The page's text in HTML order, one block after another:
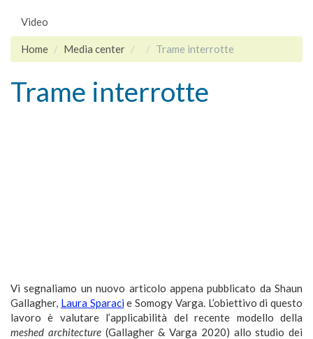
Video
Home Media center Trame interrotte
Trame interrotte
Vi segnaliamo un nuovo articolo appena pubblicato da Shaun
Gallagher, Laura Sparacie Somogy Varga. L’obiettivo di questo
lavoro è valutare l’applicabilità del recente modello della
meshed architecture(Gallagher & Varga 2020) allo studio dei